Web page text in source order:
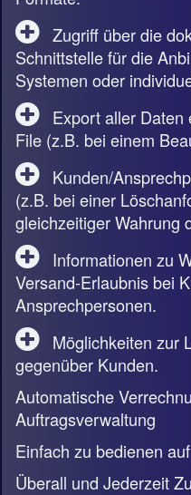
Zugriff über die
Schnittstelle für die
Systemen oder
Export aller Daten
File (z.B. bei einem
Kunden/
(z.B. bei einer
gleichzeitiger Wahrung
Informationen zu
Versand-Erlaubnis bei
Ansprechpersonen.
Möglichkeiten zur
gegenüber Kunden.
Automatische
Auftragsverwaltung
Einfach zu bedienen
Überall und Jederzeit